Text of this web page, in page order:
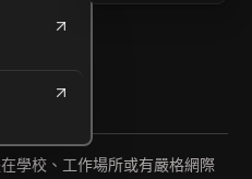
學校、工作場所或有嚴格網際